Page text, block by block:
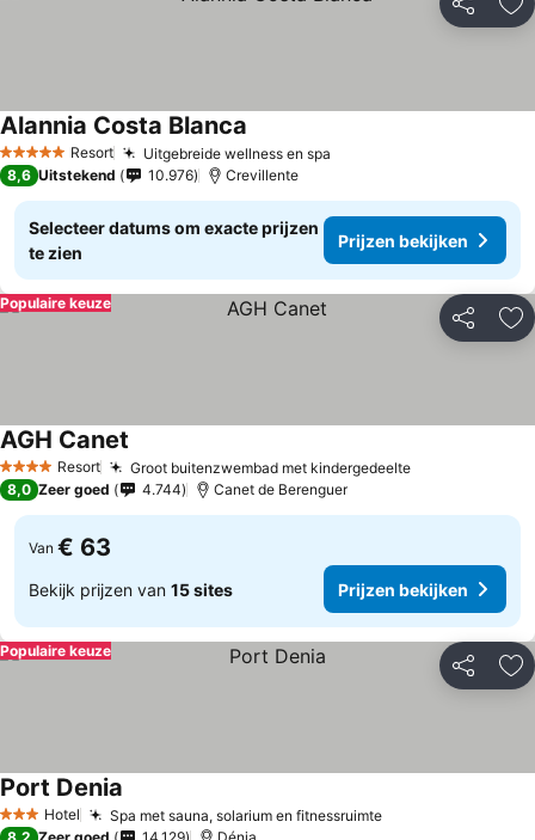
Delen
5 Sterren Resort Uitgebreide wellness en spa
Alannia Costa Blanca
8,6 Uitstekend 10.976 Crevillente
Selecteer datums om exacte prijzen
te zien
Prijzen bekijken
Delen
Populaire keuze
4 SterrenResort Groot buitenzwembad met kindergedeelte
AGH Canet
8,0 Zeer goed 4.744 Canet de Berenguer
Van € 63
Bekijk prijzen van 15 sites Prijzen bekijken
Delen
Populaire keuze
3 SterrenHotel Spa met sauna, solarium en fitnessruimte
Port Denia